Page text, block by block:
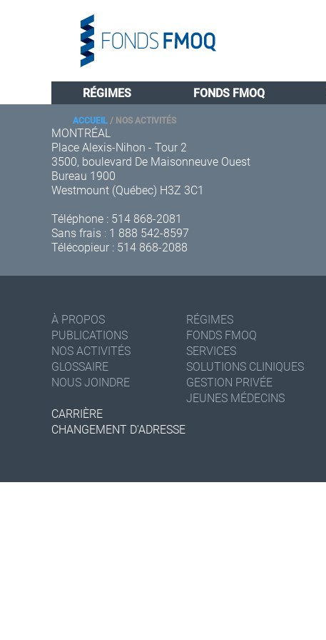
RÉGIMES FONDS FMOQ
ACCUEIL / NOS ACTIVITÉS
MONTRÉAL
Place Alexis-Nihon - Tour 2
3500, boulevard De Maisonneuve Ouest
Bureau 1900
Westmount (Québec) H3Z 3C1
Téléphone : 514 868-2081
Sans frais : 1 888 542-8597
Télécopieur : 514 868-2088
À PROPOS
PUBLICATIONS
NOS ACTIVITÉS
GLOSSAIRE
NOUS JOINDRE
RÉGIMES
FONDS FMOQ
SERVICES
SOLUTIONS CLINIQUES
GESTION PRIVÉE
JEUNES MÉDECINS
CARRIÈRE
CHANGEMENT D'ADRESSE